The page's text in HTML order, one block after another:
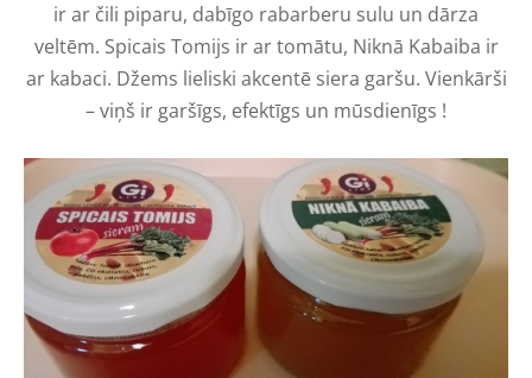
ir ar čili piparu, dabīgo rabarberu sulu un dārza
veltēm. Spicais Tomijs ir ar tomātu, Niknā Kabaiba ir
ar kabaci. Džems lieliski akcentē siera garšu. Vienkārši
– viņš ir garšīgs, efektīgs un mūsdienīgs !